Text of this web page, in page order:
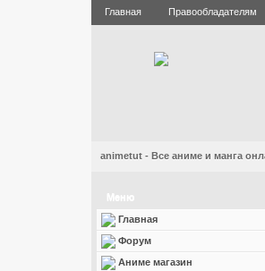
Главная Правообладателям
animetut - Все аниме и манга
Меню
Главная
Форум
Аниме магазин